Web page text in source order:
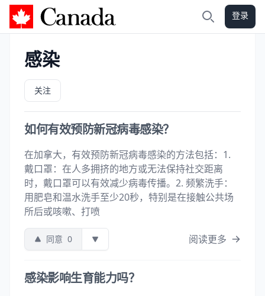
加拿大攻略 登录
感染
关注
如何有效预防新冠病毒感染？
在加拿大，有效预防新冠病毒感染的方法包括：1.
戴口罩：在人多拥挤的地方或无法保持社交距离
时，戴口罩可以有效减少病毒传播。2. 频繁洗手：
用肥皂和温水洗手至少20秒，特别是在接触公共场
所后或咳嗽、打喷
同意 0 阅读更多
感染影响生育能力吗？